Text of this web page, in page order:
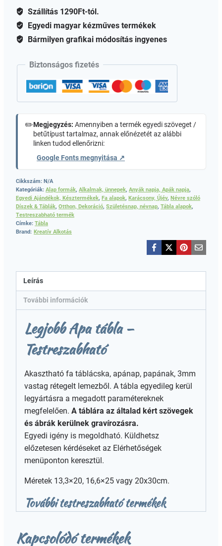
Szállítás 1290Ft-tól.
Egyedi magyar kézműves termékek
Bármilyen grafikai módosítás ingyenes
Biztonságos fizetés
✏️Megjegyzés: Amennyiben a termék egyedi szöveget /
betűtípust tartalmaz, annak előnézetét az alábbi
linken tudod ellenőrizni:
Google Fonts megnyitása ↗
Cikkszám: N/A
Kategóriák: Alap formák, Alkalmak, ünnepek, Anyák napja, Apák napja,
Egyedi Ajándékok, Késztermékek, Fa alapok, Karácsony, Újév, Névre szóló
Díszek & Táblák, Otthon, Dekoráció, Születésnap, névnap, Tábla alapok,
Testreszabható termék
Címke: Tábla
Brand: Kreatív Alkotás
Leírás
További információk
Legjobb Apa tábla –
Testreszabható
Akasztható fa táblácska, apánap, papának, 3mm
vastag rétegelt lemezből. A tábla egyedileg kerül
legyártásra a megadott paramétereknek
megfelelően. A táblára az általad kért szövegek
és ábrák kerülnek gravírozásra.
Egyedi igény is megoldható. Küldhetsz
előzetesen kérdéseket az Elérhetőségek
menüponton keresztül.
Méretek 13,3×20, 16,6×25 vagy 20x30cm.
További testreszabható termékek
Kapcsolódó termékek